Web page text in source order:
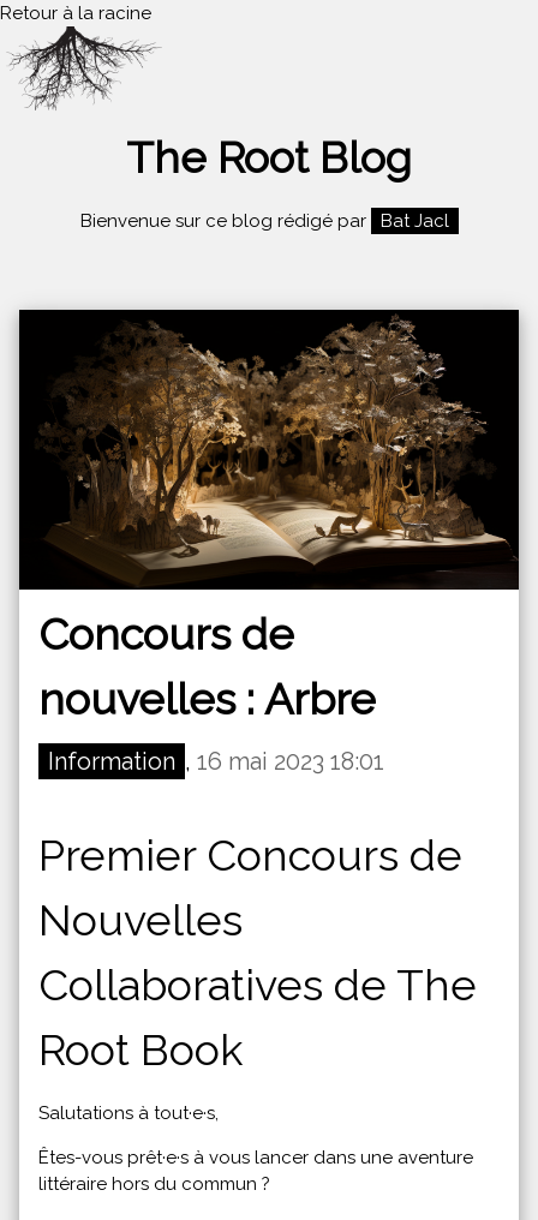
Retour à la racine
The Root Blog
Bienvenue sur ce blog rédigé par Bat Jacl
Concours de
nouvelles : Arbre
Information , 16 mai 2023 18:01
Premier Concours de
Nouvelles
Collaboratives de The
Root Book
Salutations à tout·e·s,
Êtes-vous prêt·e·s à vous lancer dans une aventure
littéraire hors du commun ?